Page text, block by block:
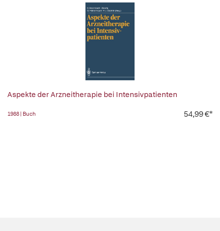
Aspekte der Arzneitherapie bei Intensivpatienten
1988 | Buch 54,99 €*